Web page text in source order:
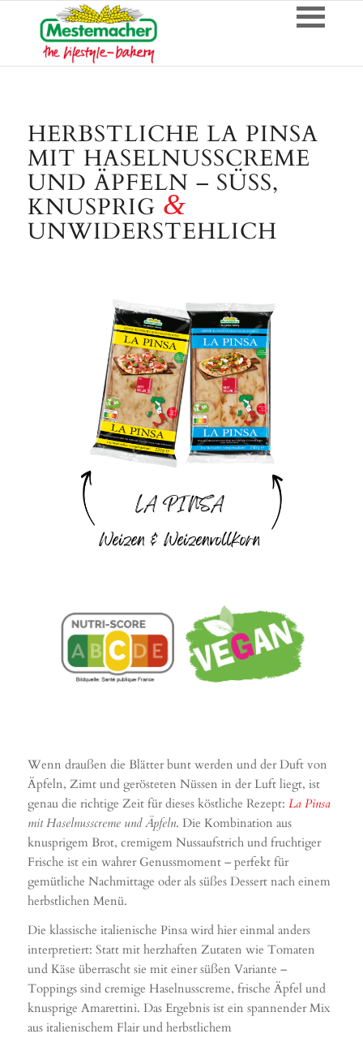
HERBSTLICHE LA PINSA
MIT HASELNUSSCREME
UND ÄPFELN – SÜSS, K
NUSPRIG &
UNWIDERSTEHLICH
Wenn draußen die Blätter bunt werden und der Duft von
Äpfeln, Zimt und gerösteten Nüssen in der Luft liegt, ist
genau die richtige Zeit für dieses köstliche Rezept: La Pinsa
mit Haselnusscreme und Äpfeln. Die Kombination aus
knusprigem Brot, cremigem Nussaufstrich und fruchtiger
Frische ist ein wahrer Genussmoment – perfekt für
gemütliche Nachmittage oder als süßes Dessert nach einem
herbstlichen Menü.
Die klassische italienische Pinsa wird hier einmal anders
interpretiert: Statt mit herzhaften Zutaten wie Tomaten
und Käse überrascht sie mit einer süßen Variante –
Toppings sind cremige Haselnusscreme, frische Äpfel und
knusprige Amarettini. Das Ergebnis ist ein spannender Mix
aus italienischem Flair und herbstlichem